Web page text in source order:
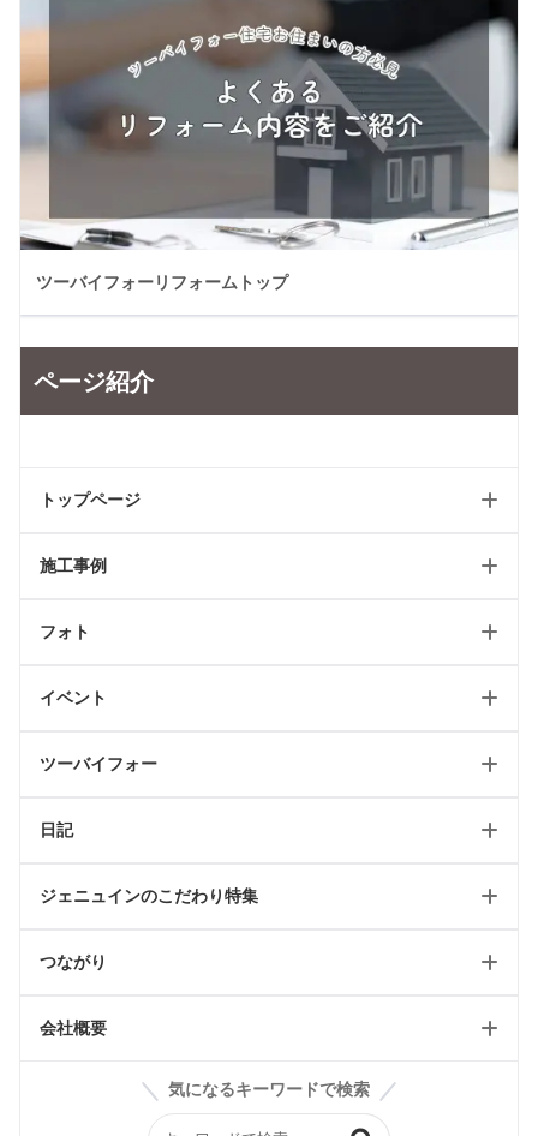
ツーバイフォーリフォームトップ
ページ紹介
トップページ
ホーム
新築トップ
リフォームトップ
最新のページ
施工事例
新築
リフォーム
店舗
フォト
フォトギャラリートップ
テイスト別施工例
イベント
イベント情報
2024省エネキャンペーン
ツーバイフォー
ツーバイフォートップ
リフォーム可能一覧
ツーバイフォールール
輸入住宅リフォーム
日記
工事日記/新築
工事日記/リフォーム
工事日記/店舗
スタッフブログ
ジェニュインのこだわり特集
WEBオープンハウス
ジェニュインのこだわり記事
ジェニュインの素材紹介
つながり
雑貨屋petit jenny
会社概要
気になるキーワードで検索